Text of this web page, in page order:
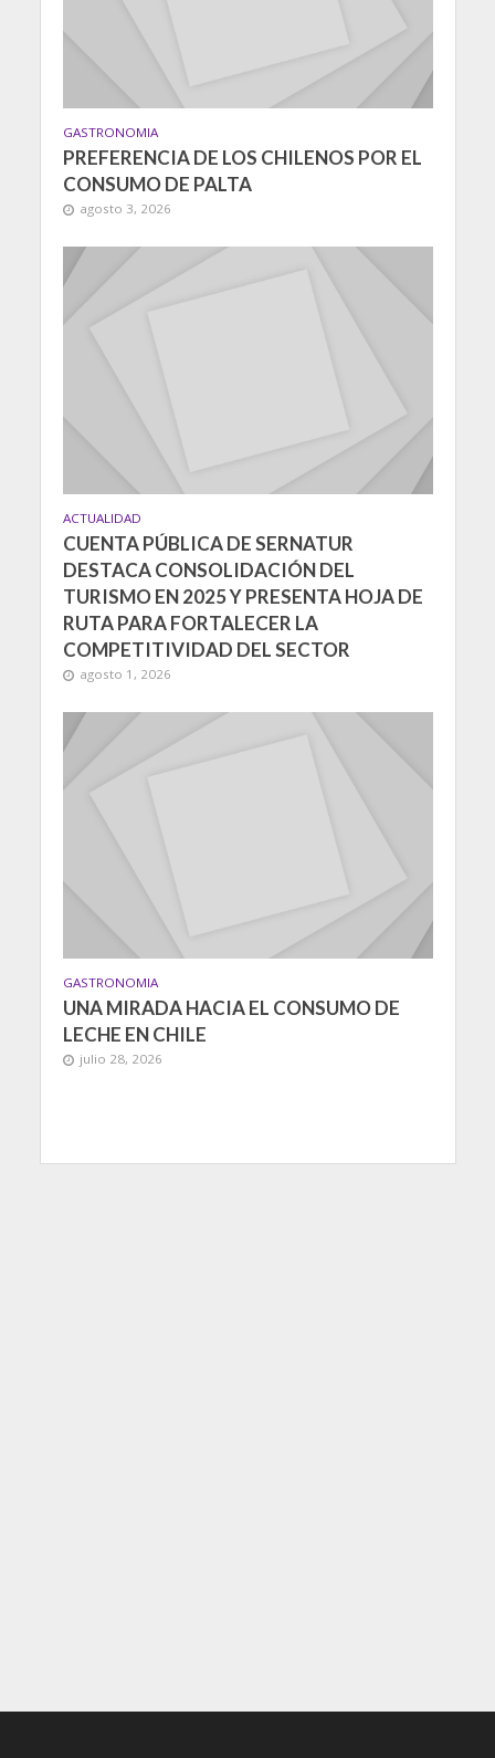
GASTRONOMIA
PREFERENCIA DE LOS CHILENOS POR EL
CONSUMO DE PALTA
agosto 3, 2026
ACTUALIDAD
CUENTA PÚBLICA DE SERNATUR
DESTACA CONSOLIDACIÓN DEL
TURISMO EN 2025 Y PRESENTA HOJA DE
RUTA PARA FORTALECER LA
COMPETITIVIDAD DEL SECTOR
agosto 1, 2026
GASTRONOMIA
UNA MIRADA HACIA EL CONSUMO DE
LECHE EN CHILE
julio 28, 2026